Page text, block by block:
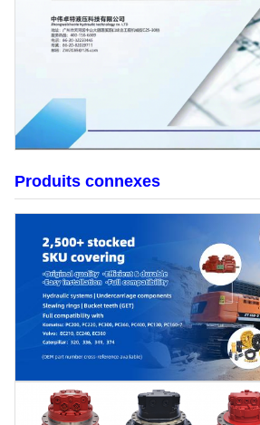
Produits connexes